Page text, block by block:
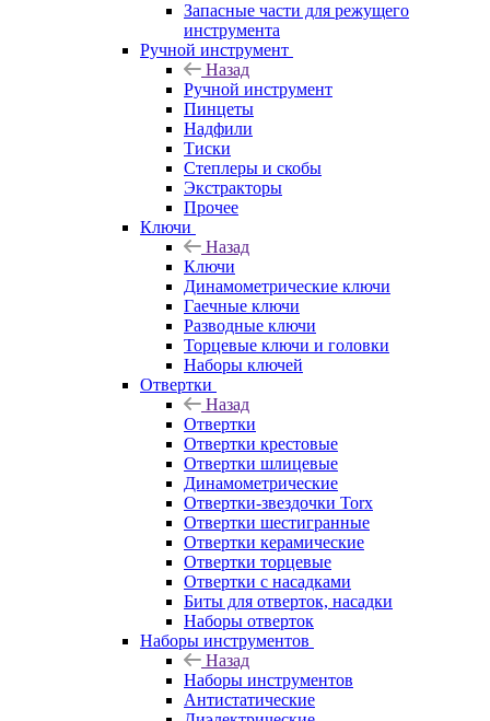
Запасные части для режущего
инструмента
Ручной инструмент
Назад
Ручной инструмент
Пинцеты
Надфили
Тиски
Степлеры и скобы
Экстракторы
Прочее
Ключи
Назад
Ключи
Динамометрические ключи
Гаечные ключи
Разводные ключи
Торцевые ключи и головки
Наборы ключей
Отвертки
Назад
Отвертки
Отвертки крестовые
Отвертки шлицевые
Динамометрические
Отвертки-звездочки Torx
Отвертки шестигранные
Отвертки керамические
Отвертки торцевые
Отвертки с насадками
Биты для отверток, насадки
Наборы отверток
Наборы инструментов
Назад
Наборы инструментов
Антистатические